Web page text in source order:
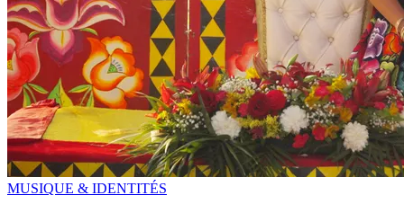
MUSIQUE & IDENTITÉS